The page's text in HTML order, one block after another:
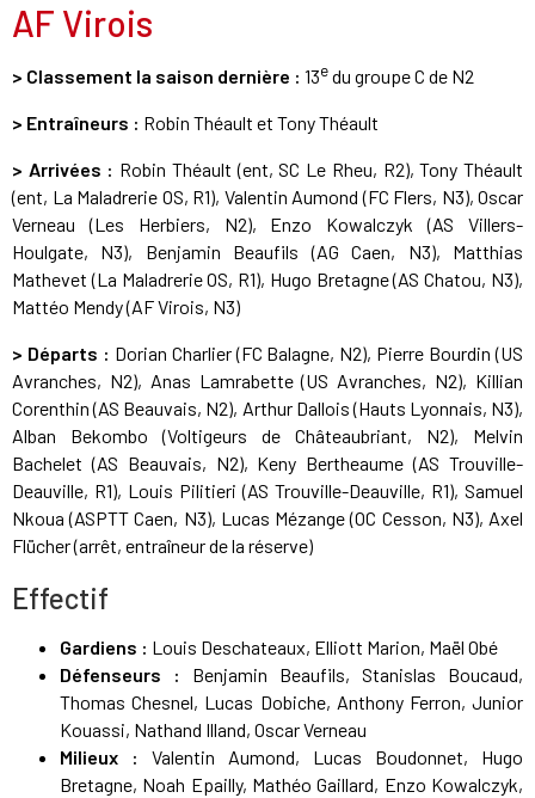
AF Virois
> Classement la saison dernière : 13edu groupe C de N2
> Entraîneurs : Robin Théault et Tony Théault
> Arrivées : Robin Théault (ent, SC Le Rheu, R2), Tony Théault
(ent, La Maladrerie OS, R1), Valentin Aumond (FC Flers, N3), Oscar
Verneau (Les Herbiers, N2), Enzo Kowalczyk (AS Villers-
Houlgate, N3), Benjamin Beaufils (AG Caen, N3), Matthias
Mathevet (La Maladrerie OS, R1), Hugo Bretagne (AS Chatou, N3),
Mattéo Mendy (AF Virois, N3)
> Départs : Dorian Charlier (FC Balagne, N2), Pierre Bourdin (US
Avranches, N2), Anas Lamrabette (US Avranches, N2), Killian
Corenthin (AS Beauvais, N2), Arthur Dallois (Hauts Lyonnais, N3),
Alban Bekombo (Voltigeurs de Châteaubriant, N2), Melvin
Bachelet (AS Beauvais, N2), Keny Bertheaume (AS Trouville-
Deauville, R1), Louis Pilitieri (AS Trouville-Deauville, R1), Samuel
Nkoua (ASPTT Caen, N3), Lucas Mézange (OC Cesson, N3), Axel
Flücher (arrêt, entraîneur de la réserve)
Effectif
Gardiens : Louis Deschateaux, Elliott Marion, Maël Obé
Défenseurs :
Benjamin Beaufils, Stanislas Boucaud,
Thomas Chesnel, Lucas Dobiche, Anthony Ferron, Junior
Kouassi, Nathand Illand, Oscar Verneau
Milieux :
Valentin Aumond, Lucas Boudonnet, Hugo
Bretagne, Noah Epailly, Mathéo Gaillard, Enzo Kowalczyk,